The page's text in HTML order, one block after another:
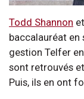
Todd Shannon et
baccalauréat en
gestion Telfer
sont retrouvés
Puis, ils en ont